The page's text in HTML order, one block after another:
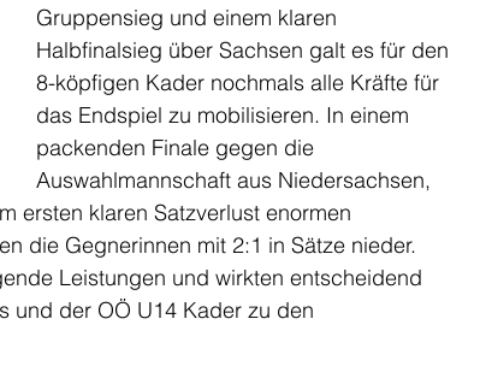
Gruppensieg und einem klaren
Halbfinalsieg über Sachsen galt es für den
8-köpfigen Kader nochmals alle Kräfte für
das Endspiel zu mobilisieren. In einem
packenden Finale gegen die
Auswahlmannschaft aus Niedersachsen,
ersten klaren Satzverlust enormen
die Gegnerinnen mit 2:1 in Sätze nieder.
Leistungen und wirkten entscheidend
und der OÖ U14 Kader zu den